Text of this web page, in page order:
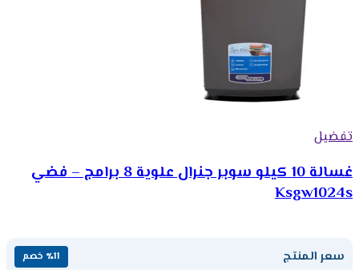
تفضيل
غسالة 10 كيلو سوبر جنرال علوية 8 برامج – فضي
Ksgw1024s
سعر المنتج ٪11 خصم